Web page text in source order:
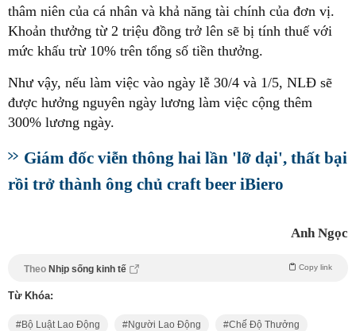
thâm niên của cá nhân và khả năng tài chính của đơn vị.
Khoản thưởng từ 2 triệu đồng trở lên sẽ bị tính thuế với
mức khấu trừ 10% trên tổng số tiền thưởng.
Như vậy, nếu làm việc vào ngày lễ 30/4 và 1/5, NLĐ sẽ
được hưởng nguyên ngày lương làm việc cộng thêm
300% lương ngày.
Giám đốc viễn thông hai lần 'lỡ dại', thất bại
rồi trở thành ông chủ craft beer iBiero
Anh Ngọc
Theo Nhịp sống kinh tế Copy link
Từ Khóa:
Bộ Luật Lao Động Người Lao Động Chế Độ Thưởng